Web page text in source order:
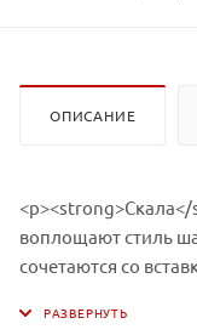
ОПИСАНИЕ
воплощают стиль
сочетаются со
<p>Фасадные